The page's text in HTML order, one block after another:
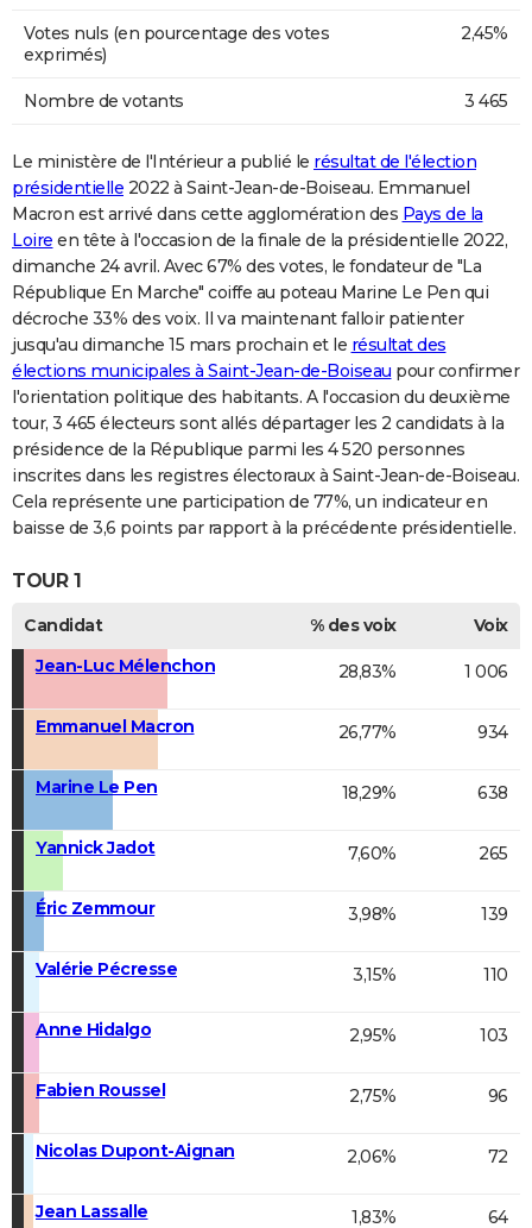
Votes nuls (en pourcentage des votes
exprimés)
2,45%
Nombre de votants 3 465
Le ministère de l'Intérieur a publié le résultat de l'élection
présidentielle 2022 à Saint-Jean-de-Boiseau. Emmanuel
Macron est arrivé dans cette agglomération des Pays de la
Loire en tête à l'occasion de la finale de la présidentielle 2022,
dimanche 24 avril. Avec 67% des votes, le fondateur de "La
République En Marche" coiffe au poteau Marine Le Pen qui
décroche 33% des voix. Il va maintenant falloir patienter
jusqu'au dimanche 15 mars prochain et le résultat des
élections municipales à Saint-Jean-de-Boiseau pour confirmer
l'orientation politique des habitants. A l'occasion du deuxième
tour, 3 465 électeurs sont allés départager les 2 candidats à la
présidence de la République parmi les 4 520 personnes
inscrites dans les registres électoraux à Saint-Jean-de-Boiseau.
Cela représente une participation de 77%, un indicateur en
baisse de 3,6 points par rapport à la précédente présidentielle.
TOUR 1
Candidat % des voix
Voix
Jean-Luc Mélenchon
28,83% 1 006
Emmanuel Macron 26,77% 934
Marine Le Pen 18,29% 638
Yannick Jadot 7,60% 265
Éric Zemmour 3,98% 139
Valérie Pécresse 3,15% 110
Anne Hidalgo 2,95% 103
Fabien Roussel 2,75% 96
Nicolas Dupont-Aignan 2,06% 72
Jean Lassalle 1,83% 64